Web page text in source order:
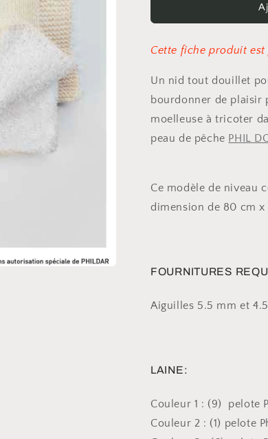
Patron
Bébé
Patron
Bébé
Cette fiche produit
Un nid tout douillet
bourdonner de plaisir
moelleuse à tricoter
peau de pêche PHIL
Ce modèle de niveau
dimension de 80 cm x
FOURNITURES
Aiguilles 5.5 mm et
LAINE:
Couleur 1 : (9) pelote
Couleur 2 : (1) pelote